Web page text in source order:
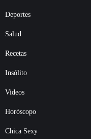
Deportes
Salud
Recetas
Insólito
Videos
Horóscopo
Chica Sexy